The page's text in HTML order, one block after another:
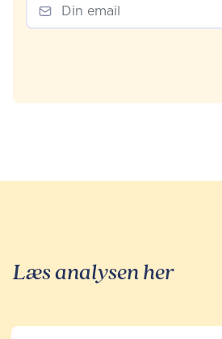
Læs analysen her